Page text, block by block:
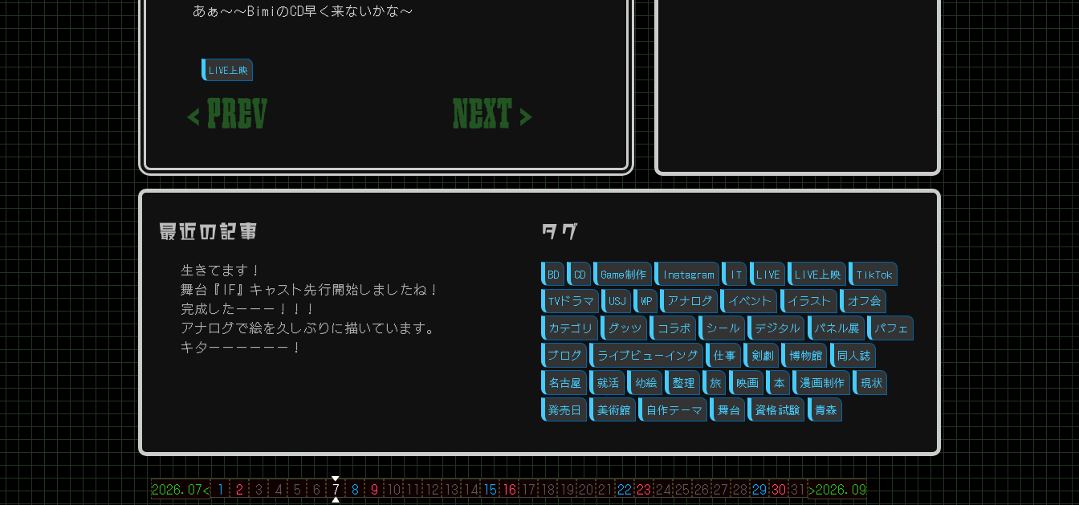
あぁ～～BimiのCD早く来ないかな～
LIVE上映
< PREV NEXT >
最近の記事
生きてます！
舞台『IF』キャスト先行開始しましたね！
完成したーーー！！！
アナログで絵を久しぶりに描いています。
キターーーーーー！
タグ
BD CD Game制作 Instagram IT LIVE LIVE上映
TikTok
TVドラマ
USJ WP アナログ イベント イラスト
オフ会
カテゴリ
グッツ コラボ シール デジタル パネル展
パフェ
ブログ
ライブビューイング 仕事 剣劇 博物館
同人誌
名古屋
就活 幼絵 整理 旅 映画 本 漫画制作
現状
発売日
美術館 自作テーマ 舞台 資格試験 青森
2026.07< 1 2 3 4 5 6 7 8 9 10 11 12 13 14 15 16 17 18 19 20 21 22 23 24 25 26 27 28 29 30 31 >2026.09